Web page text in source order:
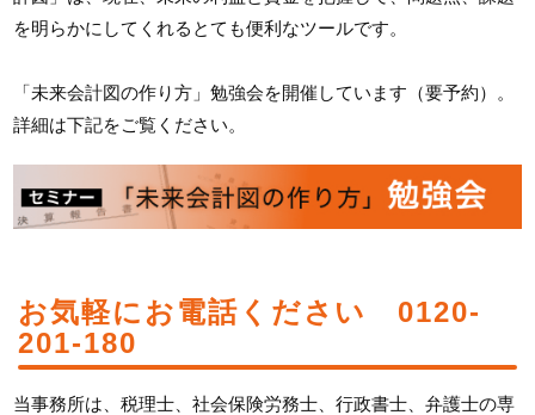
を明らかにしてくれるとても便利なツールです。
「未来会計図の作り方」勉強会を開催しています（要予約）。
詳細は下記をご覧ください。
お気軽にお電話ください 0120-
201-180
当事務所は、税理士、社会保険労務士、行政書士、弁護士の専